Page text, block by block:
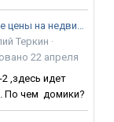
Реальные цены на недвижимость в Анапе
Теркин ·
22 апреля
,здесь идет
По чем домики?